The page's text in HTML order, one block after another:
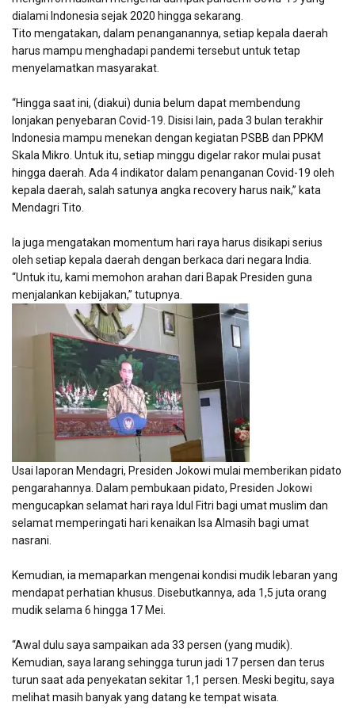
dialami Indonesia sejak 2020 hingga sekarang.
Tito mengatakan, dalam penanganannya, setiap kepala daerah
harus mampu menghadapi pandemi tersebut untuk tetap
menyelamatkan masyarakat.
“Hingga saat ini, (diakui) dunia belum dapat membendung
lonjakan penyebaran Covid-19. Disisi lain, pada 3 bulan terakhir
Indonesia mampu menekan dengan kegiatan PSBB dan PPKM
Skala Mikro. Untuk itu, setiap minggu digelar rakor mulai pusat
hingga daerah. Ada 4 indikator dalam penanganan Covid-19 oleh
kepala daerah, salah satunya angka recovery harus naik,” kata
Mendagri Tito.
Ia juga mengatakan momentum hari raya harus disikapi serius
oleh setiap kepala daerah dengan berkaca dari negara India.
“Untuk itu, kami memohon arahan dari Bapak Presiden guna
menjalankan kebijakan,” tutupnya.
Usai laporan Mendagri, Presiden Jokowi mulai memberikan pidato
pengarahannya. Dalam pembukaan pidato, Presiden Jokowi
mengucapkan selamat hari raya Idul Fitri bagi umat muslim dan
selamat memperingati hari kenaikan Isa Almasih bagi umat
nasrani.
Kemudian, ia memaparkan mengenai kondisi mudik lebaran yang
mendapat perhatian khusus. Disebutkannya, ada 1,5 juta orang
mudik selama 6 hingga 17 Mei.
“Awal dulu saya sampaikan ada 33 persen (yang mudik).
Kemudian, saya larang sehingga turun jadi 17 persen dan terus
turun saat ada penyekatan sekitar 1,1 persen. Meski begitu, saya
melihat masih banyak yang datang ke tempat wisata.